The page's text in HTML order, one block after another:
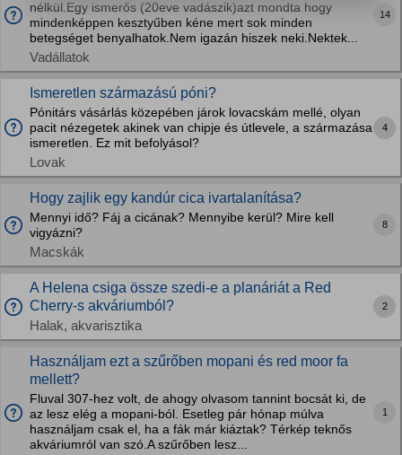
nélkül.Egy ismerős (20eve vadászik)azt mondta hogy
mindenképpen kesztyűben kéne mert sok minden
betegséget benyalhatok.Nem igazán hiszek neki.Nektek...
Vadállatok
14
Ismeretlen származású póni?
Pónitárs vásárlás közepében járok lovacskám mellé, olyan
pacit nézegetek akinek van chipje és útlevele, a származása
ismeretlen. Ez mit befolyásol?
Lovak
4
Hogy zajlik egy kandúr cica ivartalanítása?
Mennyi idő? Fáj a cicának? Mennyibe kerül? Mire kell
vigyázni?
Macskák
8
A Helena csiga össze szedi-e a planáriát a Red
Cherry-s akváriumból?
Halak, akvarisztika
2
Használjam ezt a szűrőben mopani és red moor fa
mellett?
Fluval 307-hez volt, de ahogy olvasom tannint bocsát ki, de
az lesz elég a mopani-ból. Esetleg pár hónap múlva
használjam csak el, ha a fák már kiáztak? Térkép teknős
akváriumról van szó.A szűrőben lesz...
1